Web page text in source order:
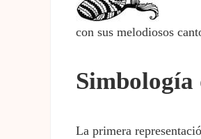
con sus melodiosos
Simbología
La primera